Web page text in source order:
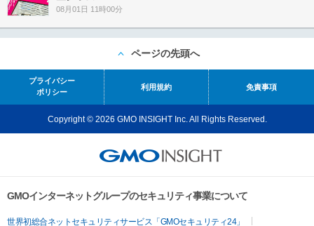
08月01日 11時00分
ページの先頭へ
プライバシー
ポリシー
利用規約 免責事項
Copyright © 2026 GMO INSIGHT Inc. All Rights Reserved.
GMOインターネットグループのセキュリティ事業について
世界初総合ネットセキュリティサービス「GMOセキュリティ24」